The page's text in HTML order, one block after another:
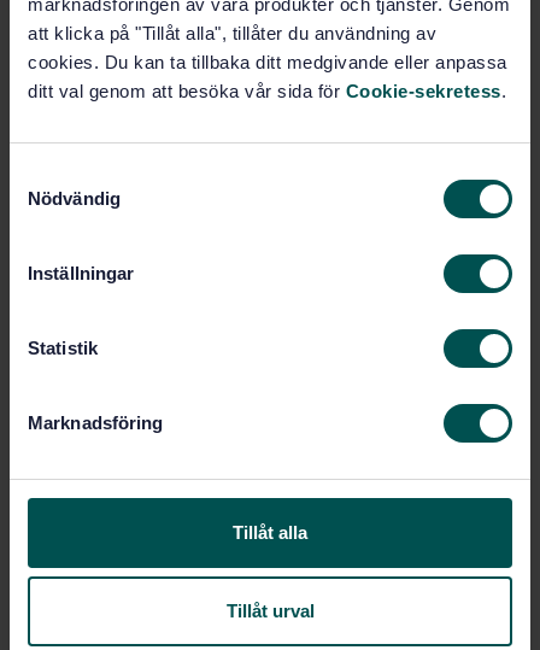
att klicka på "Tillåt alla", tillåter du användning av
cookies. Du kan ta tillbaka ditt medgivande eller anpassa
ditt val genom att besöka vår sida för Cookie-sekretess.
Nödvändig
Inställningar
Statistik
Marknadsföring
Tillåt alla
Tillåt urval
Prenumerera på standarden - Läs mer
Pris:943 SEK
Lägg i varukorgen
Fler alternativ
Produktinformation
Framtagen av:
Järnväg, tunnelbana och
Internationell titel:
Railway applications -
Infrastructure - Rail fastening systems
loading (ISO 22074-4:2022, IDT)
STD-80037585
Utgåva: 1
2022-08-29